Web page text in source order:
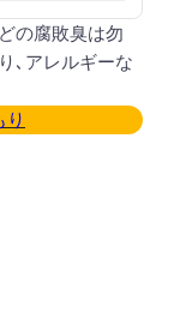
の腐敗臭は勿
､アレルギーな
り